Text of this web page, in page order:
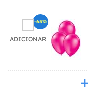
ADICIONAR
-65%